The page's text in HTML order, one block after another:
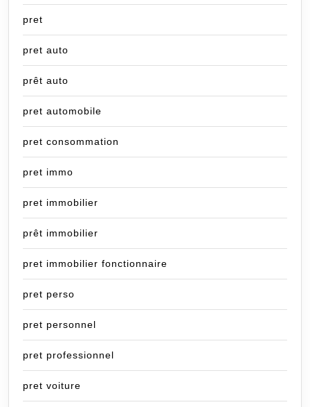
pret
pret auto
prêt auto
pret automobile
pret consommation
pret immo
pret immobilier
prêt immobilier
pret immobilier fonctionnaire
pret perso
pret personnel
pret professionnel
pret voiture